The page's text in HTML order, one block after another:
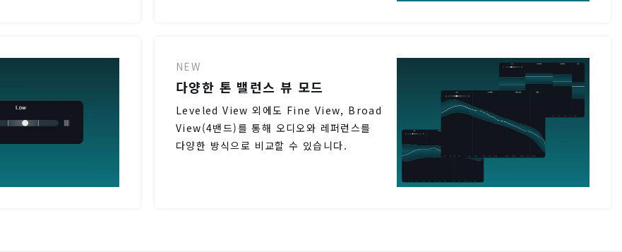
NEW
다양한 톤 밸런스 뷰 모드
Leveled View 외에도 Fine View, Broad
View(4밴드)를 통해 오디오와 레퍼런스를
다양한 방식으로 비교할 수 있습니다.